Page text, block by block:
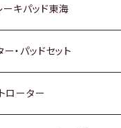
キパッド東海
・パッドセット
ローター